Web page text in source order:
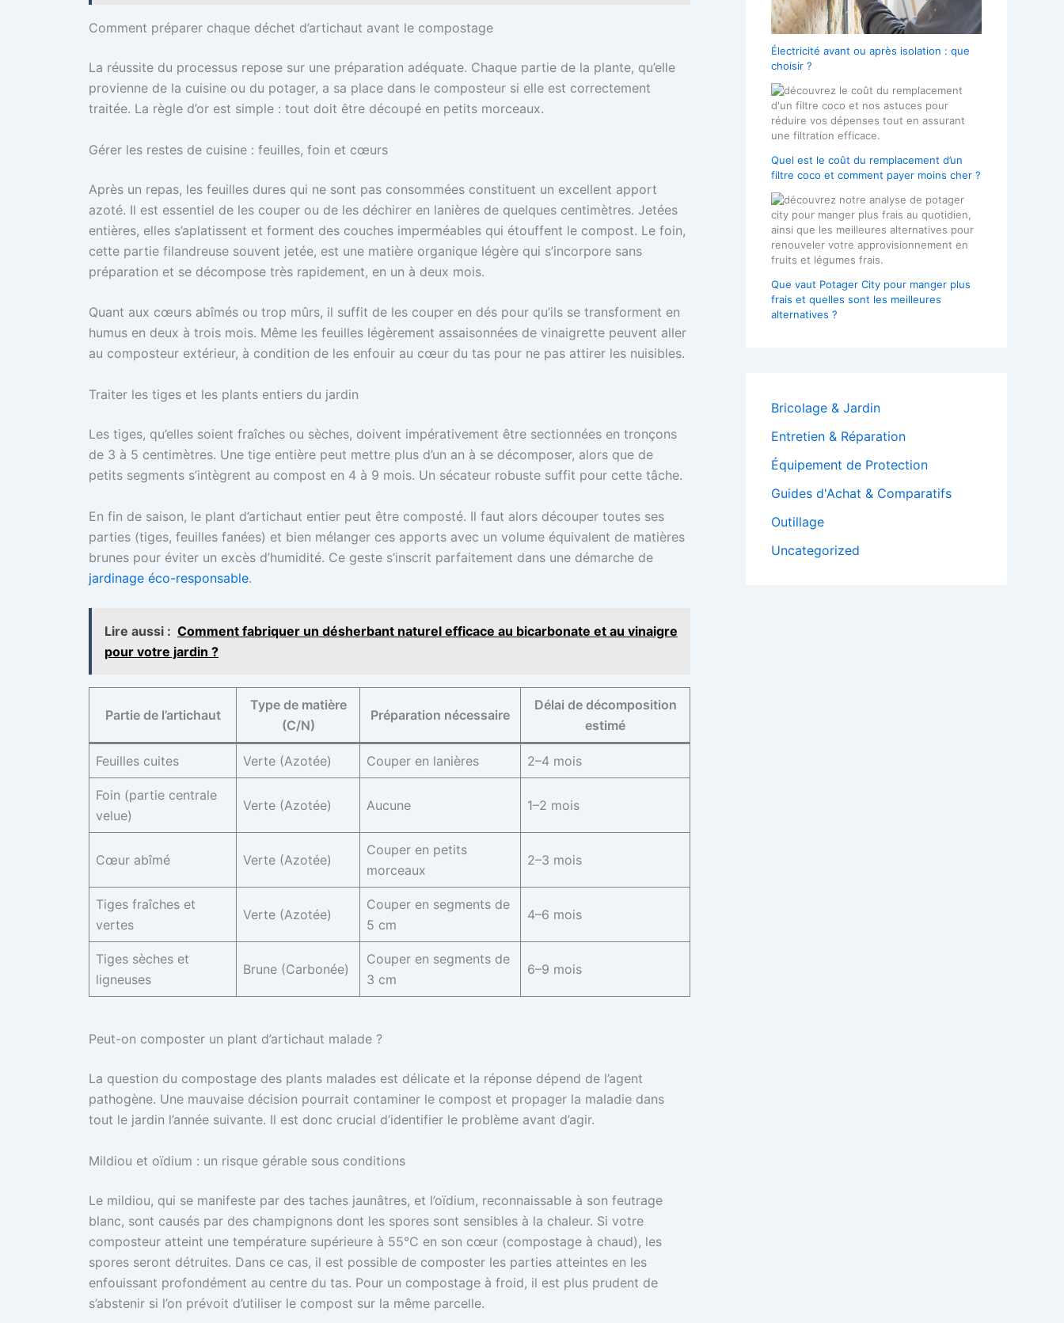
Comment préparer chaque déchet d’artichaut avant le compostage
La réussite du processus repose sur une préparation adéquate. Chaque partie de la plante, qu’elle
provienne de la cuisine ou du potager, a sa place dans le composteur si elle est correctement
traitée. La règle d’or est simple : tout doit être découpé en petits morceaux.
Gérer les restes de cuisine : feuilles, foin et cœurs
Après un repas, les feuilles dures qui ne sont pas consommées constituent un excellent apport
azoté. Il est essentiel de les couper ou de les déchirer en lanières de quelques centimètres. Jetées
entières, elles s’aplatissent et forment des couches imperméables qui étouffent le compost. Le foin,
cette partie filandreuse souvent jetée, est une matière organique légère qui s’incorpore sans
préparation et se décompose très rapidement, en un à deux mois.
Quant aux cœurs abîmés ou trop mûrs, il suffit de les couper en dés pour qu’ils se transforment en
humus en deux à trois mois. Même les feuilles légèrement assaisonnées de vinaigrette peuvent aller
au composteur extérieur, à condition de les enfouir au cœur du tas pour ne pas attirer les nuisibles.
Traiter les tiges et les plants entiers du jardin
Les tiges, qu’elles soient fraîches ou sèches, doivent impérativement être sectionnées en tronçons
de 3 à 5 centimètres. Une tige entière peut mettre plus d’un an à se décomposer, alors que de
petits segments s’intègrent au compost en 4 à 9 mois. Un sécateur robuste suffit pour cette tâche.
En fin de saison, le plant d’artichaut entier peut être composté. Il faut alors découper toutes ses
parties (tiges, feuilles fanées) et bien mélanger ces apports avec un volume équivalent de matières
brunes pour éviter un excès d’humidité. Ce geste s’inscrit parfaitement dans une démarche de
jardinage éco-responsable.
Lire aussi : Comment fabriquer un désherbant naturel efficace au bicarbonate et au vinaigre
pour votre jardin ?
Partie de l’artichaut
Type de matière
(C/N)
Préparation nécessaire
Délai de décomposition
estimé
Feuilles cuites Verte (Azotée) Couper en lanières 2–4 mois
Foin (partie centrale
velue)
Verte (Azotée) Aucune 1–2 mois
Cœur abîmé Verte (Azotée)
Couper en petits
morceaux
2–3 mois
Tiges fraîches et
vertes
Verte (Azotée)
Couper en segments de
5 cm
4–6 mois
Tiges sèches et
ligneuses
Brune (Carbonée)
Couper en segments de
3 cm
6–9 mois
Peut-on composter un plant d’artichaut malade ?
La question du compostage des plants malades est délicate et la réponse dépend de l’agent
pathogène. Une mauvaise décision pourrait contaminer le compost et propager la maladie dans
tout le jardin l’année suivante. Il est donc crucial d’identifier le problème avant d’agir.
Mildiou et oïdium : un risque gérable sous conditions
Le mildiou, qui se manifeste par des taches jaunâtres, et l’oïdium, reconnaissable à son feutrage
blanc, sont causés par des champignons dont les spores sont sensibles à la chaleur. Si votre
composteur atteint une température supérieure à 55°C en son cœur (compostage à chaud), les
spores seront détruites. Dans ce cas, il est possible de composter les parties atteintes en les
enfouissant profondément au centre du tas. Pour un compostage à froid, il est plus prudent de
s’abstenir si l’on prévoit d’utiliser le compost sur la même parcelle.
Électricité avant ou après isolation : que
choisir ?
Quel est le coût du remplacement d’un
filtre coco et comment payer moins cher ?
Que vaut Potager City pour manger plus
frais et quelles sont les meilleures
alternatives ?
Bricolage & Jardin
Entretien & Réparation
Équipement de Protection
Guides d'Achat & Comparatifs
Outillage
Uncategorized